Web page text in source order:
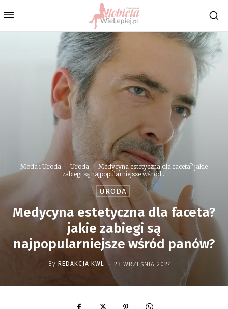
Moda i Uroda Uroda
Medycyna estetyczna dla faceta? jakie
zabiegi są najpopularniejsze wśród...
URODA
Medycyna estetyczna dla faceta?
jakie zabiegi są
najpopularniejsze wśród panów?
By REDAKCJA KWL - 23 WRZEŚNIA 2024